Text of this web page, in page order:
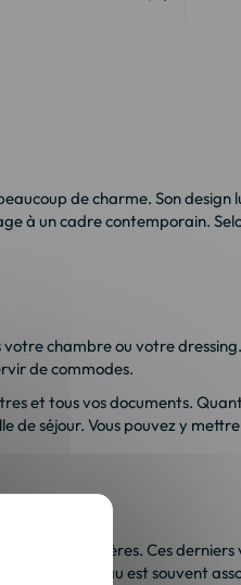
de charme. Son
à un cadre contemporain.
votre chambre ou votre
de commodes.
et tous vos documents.
de séjour. Vous pouvez y
certains critères. Ces
Ce matériau est souvent